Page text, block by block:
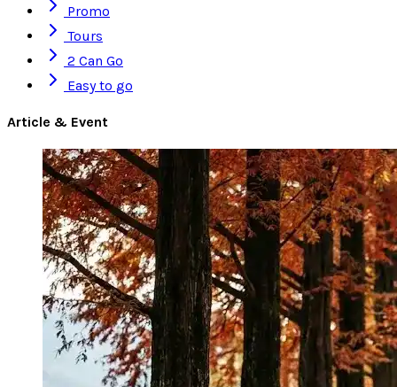
Promo
Tours
2 Can Go
Easy to go
Article & Event